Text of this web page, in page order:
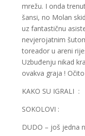
mrežu. I onda
šansi, no Molan
uz fantastičnu
nevjerojatnim
toreador u areni
Uzbuđenju nikad
ovakva graja !
KAKO SU IGRALI :
SOKOLOVI :
DUDO – još jedna